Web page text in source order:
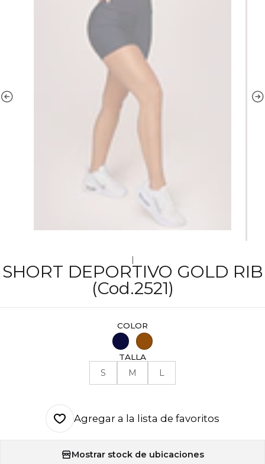
|
SHORT DEPORTIVO GOLD RIB
(Cod.2521)
COLOR
TALLA
S M L
Agregar a la lista de favoritos
Mostrar stock de ubicaciones